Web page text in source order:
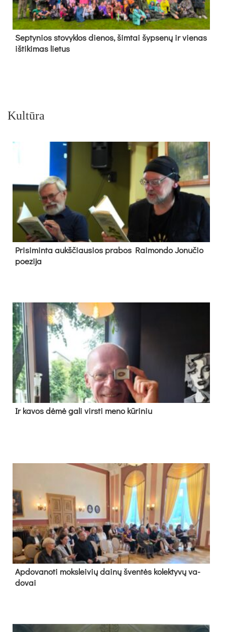
Sep­ty­nios sto­vyk­los die­nos, šim­tai šyp­se­nų ir vie­nas
iš­ti­ki­mas lie­tus
Kultūra
Pri­si­min­ta aukš­čiau­sios pra­bos Rai­mon­do Jo­nu­čio
poe­zi­ja
Ir ka­vos dė­mė ga­li virs­ti me­no kū­ri­niu
Ap­do­va­no­ti moks­lei­vių dai­nų šven­tės ko­lek­ty­vų va­
do­vai